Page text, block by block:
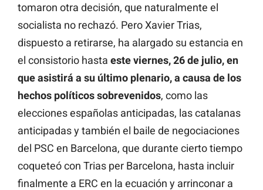
tomaron otra decisión, que naturalmente el
socialista no rechazó. Pero Xavier Trias,
dispuesto a retirarse, ha alargado su estancia en
el consistorio hasta este viernes, 26 de julio, en
que asistirá a su último plenario, a causa de los
hechos políticos sobrevenidos, como las
elecciones españolas anticipadas, las catalanas
anticipadas y también el baile de negociaciones
del PSC en Barcelona, que durante cierto tiempo
coqueteó con Trias per Barcelona, hasta incluir
finalmente a ERC en la ecuación y arrinconar a